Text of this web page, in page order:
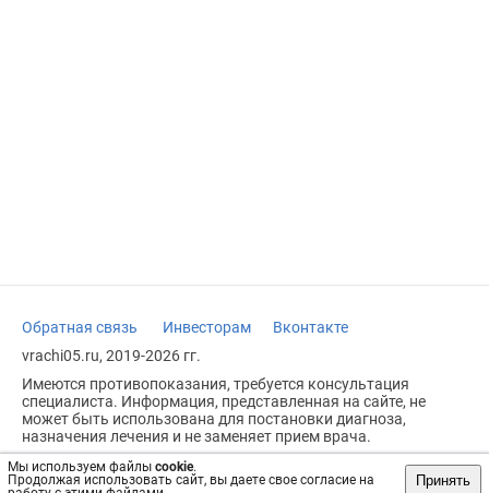
Мы используем файлы cookie.
Продолжая использовать сайт, вы даете свое согласие на
Принять
Обратная связь Инвесторам
Вконтакте
vrachi05.ru, 2019-2026 гг.
Имеются противопоказания, требуется консультация
специалиста. Информация, представленная на сайте, не
может быть использована для постановки диагноза,
назначения лечения и не заменяет прием врача.
Возрастное ограничение: 18+